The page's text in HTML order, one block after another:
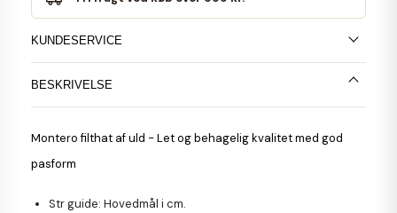
KUNDESERVICE
BESKRIVELSE
Montero filthat af uld - Let og behagelig kvalitet med god
pasform
Str guide: Hovedmål i cm.